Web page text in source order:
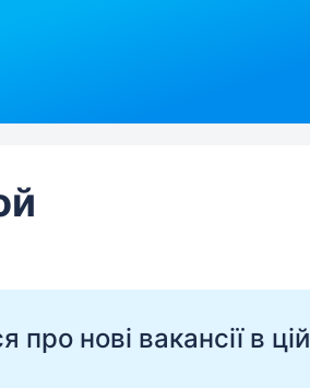
про нові вакансії в цій